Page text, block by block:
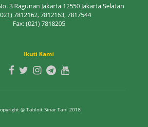
3 Ragunan Jakarta 12550 Jakarta Selatan
7812162, 7812163, 7817544
Fax: (021) 7818205
Ikuti Kami
@ Tabloit Sinar Tani 2018